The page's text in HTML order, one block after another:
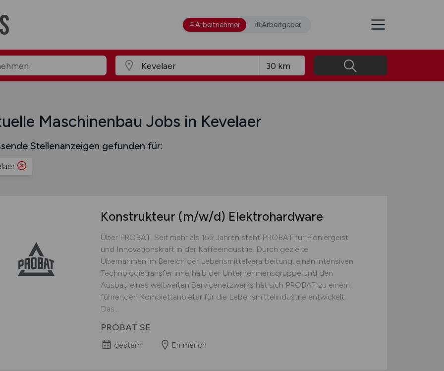
Arbeitnehmer Arbeitgeber
Maschinenbau Jobs in Kevelaer
Stellenanzeigen gefunden für:
Konstrukteur (m/w/d) Elektrohardware
Über PROBAT. Seit mehr als 155 Jahren steht PROBAT für Pioniergeist
und Innovationskraft in der Kaffeeindustrie. Durch gezielte
Übernahmen im Bereich der Lebensmittelverarbeitung, einen intensiven
Technologietransfer innerhalb der Unternehmensgruppe und den
Ausbau eines weltweiten Servicenetzwerks hat sich PROBAT zu einem
führenden Komplettanbieter für die Lebensmittelindustrie entwickelt.
Das...
PROBAT SE
gestern Emmerich